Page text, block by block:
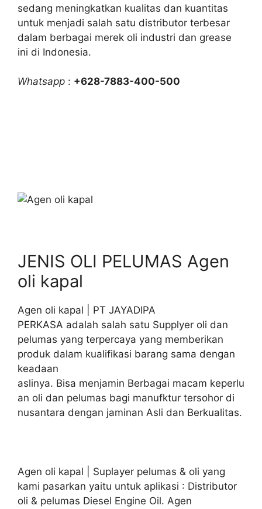
sedang meningkatkan kualitas dan kuantitas
untuk menjadi salah satu distributor terbesar
dalam berbagai merek oli industri dan grease
ini di Indonesia.
Whatsapp : +628-7883-400-500
JENIS OLI PELUMAS Agen
oli kapal
Agen oli kapal | PT JAYADIPA
PERKASA adalah salah satu Supplyer oli dan
pelumas yang terpercaya yang memberikan
produk dalam kualifikasi barang sama dengan
keadaan
aslinya. Bisa menjamin Berbagai macam keperlu
an oli dan pelumas bagi manufktur tersohor di
nusantara dengan jaminan Asli dan Berkualitas.
Agen oli kapal | Suplayer pelumas & oli yang
kami pasarkan yaitu untuk aplikasi : Distributor
oli & pelumas Diesel Engine Oil. Agen